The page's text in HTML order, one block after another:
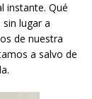
instante. Qué
lugar a
de nuestra
a salvo de